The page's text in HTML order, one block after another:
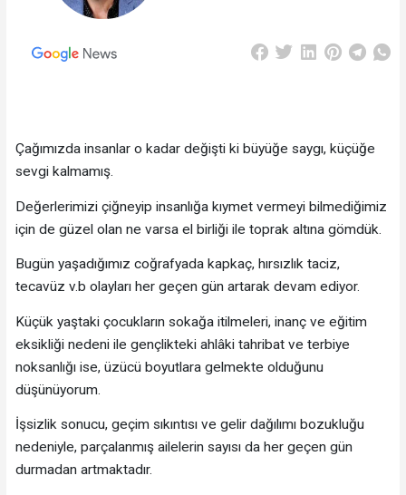
Çağımızda insanlar o kadar değişti ki büyüğe saygı, küçüğe
sevgi kalmamış.
Değerlerimizi çiğneyip insanlığa kıymet vermeyi bilmediğimiz
için de güzel olan ne varsa el birliği ile toprak altına gömdük.
Bugün yaşadığımız coğrafyada kapkaç, hırsızlık taciz,
tecavüz v.b olayları her geçen gün artarak devam ediyor.
Küçük yaştaki çocukların sokağa itilmeleri, inanç ve eğitim
eksikliği nedeni ile gençlikteki ahlâki tahribat ve terbiye
noksanlığı ise, üzücü boyutlara gelmekte olduğunu
düşünüyorum.
İşsizlik sonucu, geçim sıkıntısı ve gelir dağılımı bozukluğu
nedeniyle, parçalanmış ailelerin sayısı da her geçen gün
durmadan artmaktadır.